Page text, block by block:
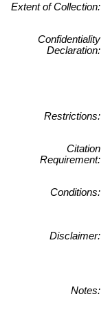
Extent of Collection:
Confidentiality
Declaration:
Restrictions:
Citation
Requirement:
Conditions:
Disclaimer:
Notes: